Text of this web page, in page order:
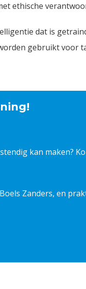
ethische
dat is
gebruikt voor
kan maken?
Zanders, en